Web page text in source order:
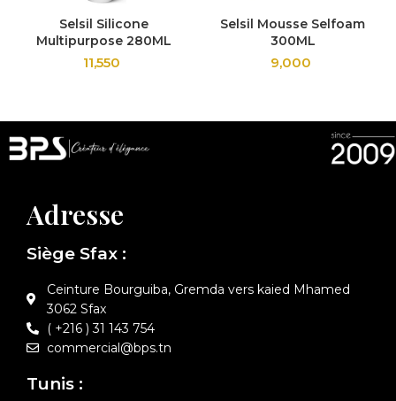
Selsil Silicone
Multipurpose 280ML
11,550
Selsil Mousse Selfoam
300ML
9,000
Adresse
Siège Sfax :
Ceinture Bourguiba, Gremda vers kaied Mhamed
3062 Sfax
( +216 ) 31 143 754
commercial@bps.tn
Tunis :